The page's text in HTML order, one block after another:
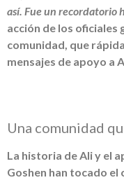
así. Fue un recordatorio
acción de los oficiales
comunidad, que
mensajes de apoyo a
Una comunidad
La historia de Ali y el
Goshen han tocado el